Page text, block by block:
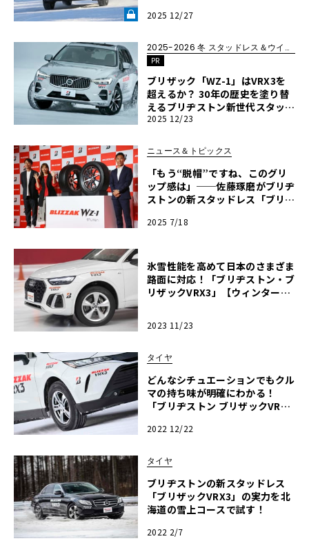
VOLANT LAB》
2025 12/27
2025-2026 冬 スタッドレス＆ウインタータイヤ バイヤーズガイド
PR
ブリザック「WZ-1」はVRX3を
超えるか？ 30年の歴史を塗り替
えるブリヂストン新世代スタッド
レスを氷上レビュー【2025-202
タイヤ バイヤーズガイド】
2025 12/23
ニュース＆トピックス
「もう“脱帽”ですね、このグリ
ップ感は」──佐藤琢磨がブリヂ
ストンの新スタッドレス「ブリザ
2025 7/18
氷雪性能を高めて日本のさまざま
路面に対応！「ブリヂストン・ブ
リザックVRX3」【ウィンタータ
2023 11/23
タイヤ
どんなシチュエーションでもクル
マの持ち味が明確にわかる！
「ブリヂストン ブリザックVRX
走行して分かったこと
2022 12/22
タイヤ
ブリヂストンの新スタッドレス
「ブリザックVRX3」の実力を北
海道の雪上コースで試す！
2022 2/7